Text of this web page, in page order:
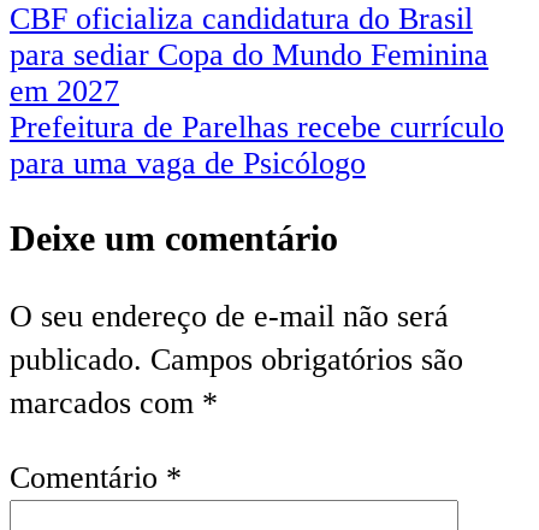
CBF oficializa candidatura do Brasil
para sediar Copa do Mundo Feminina
em 2027
Prefeitura de Parelhas recebe currículo
para uma vaga de Psicólogo
Deixe um comentário
O seu endereço de e-mail não será
publicado. Campos obrigatórios são
marcados com *
Comentário *